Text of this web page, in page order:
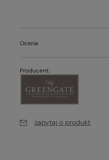
Ocena:
Producent:
zapytaj o produkt